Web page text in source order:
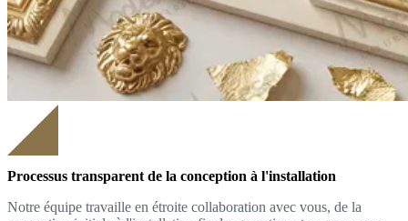
Processus transparent de la conception à l'installation
Notre équipe travaille en étroite collaboration avec vous, de la